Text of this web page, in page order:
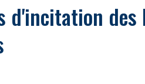
d'incitation